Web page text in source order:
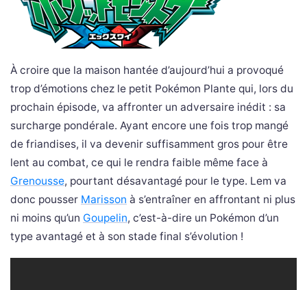
À croire que la maison hantée d’aujourd’hui a provoqué
trop d’émotions chez le petit Pokémon Plante qui, lors du
prochain épisode, va affronter un adversaire inédit : sa
surcharge pondérale. Ayant encore une fois trop mangé
de friandises, il va devenir suffisamment gros pour être
lent au combat, ce qui le rendra faible même face à
Grenousse, pourtant désavantagé pour le type. Lem va
donc pousser Marisson à s’entraîner en affrontant ni plus
ni moins qu’un Goupelin, c’est-à-dire un Pokémon d’un
type avantagé et à son stade final s’évolution !